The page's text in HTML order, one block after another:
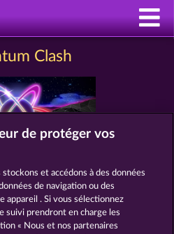
Clash
de confidentialité
Société FAQ
de protéger vos
stockons et accédons à des données
de navigation ou des
appareil . Si vous sélectionnez
suivi prendront en charge les
« Nous et nos partenaires